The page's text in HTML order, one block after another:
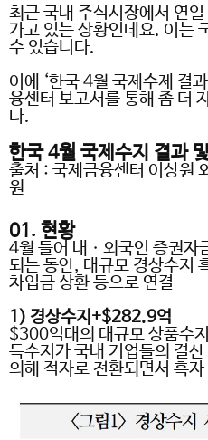
최근 국내 주식시장에서 연
가고 있는 상황인데요. 이는
수 있습니다.
이에 ‘한국4월 국제수제 결
융센터 보고서를 통해 좀 더
다.
한국4월 국제수지 결과
출처 : 국제금융센터 이상원
원
01. 현황
4월 들어 내ㆍ외국인 증권자
되는 동안, 대규모 경상수지
차입금 상환 등으로 연결
1) 경상수지 +$282.9억
$300억대의 대규모 상품수
득수지가 국내 기업들의 결
의해 적자로 전환되면서 흑